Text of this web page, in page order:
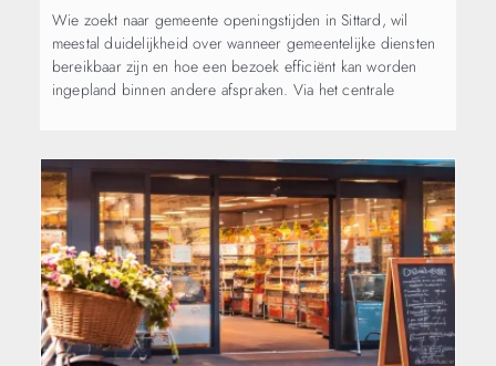
Wie zoekt naar gemeente openingstijden in Sittard, wil
meestal duidelijkheid over wanneer gemeentelijke diensten
bereikbaar zijn en hoe een bezoek efficiënt kan worden
ingepland binnen andere afspraken. Via het centrale